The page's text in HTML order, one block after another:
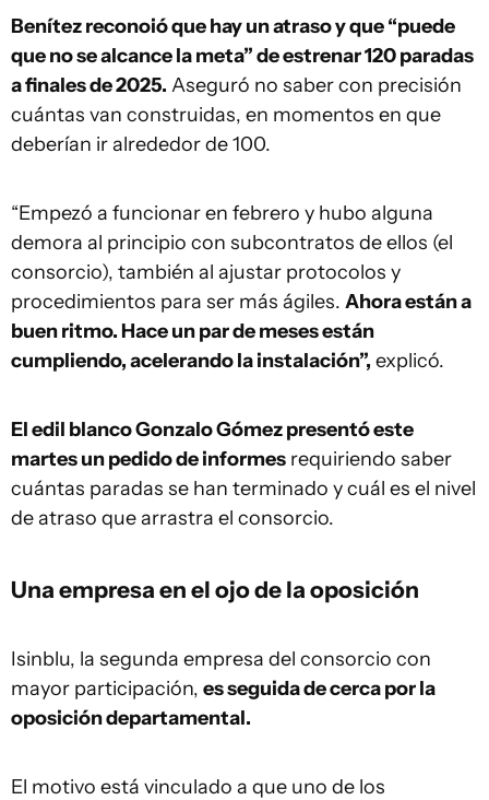
Benítez reconoió que hay un atraso y que “puede
que no se alcance la meta” de estrenar 120 paradas
a finales de 2025. Aseguró no saber con precisión
cuántas van construidas, en momentos en que
deberían ir alrededor de 100.
“Empezó a funcionar en febrero y hubo alguna
demora al principio con subcontratos de ellos (el
consorcio), también al ajustar protocolos y
procedimientos para ser más ágiles. Ahora están a
buen ritmo. Hace un par de meses están
cumpliendo, acelerando la instalación”, explicó.
El edil blanco Gonzalo Gómez presentó este
martes un pedido de informes requiriendo saber
cuántas paradas se han terminado y cuál es el nivel
de atraso que arrastra el consorcio.
Una empresa en el ojo de la oposición
Isinblu, la segunda empresa del consorcio con
mayor participación, es seguida de cerca por la
oposición departamental.
El motivo está vinculado a que uno de los